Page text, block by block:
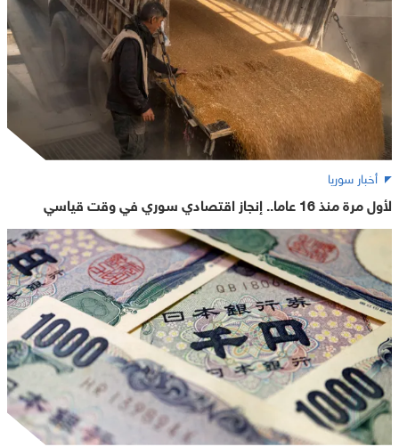
أخبار سوريا
لأول مرة منذ 16 عاما.. إنجاز اقتصادي سوري في وقت قياسي